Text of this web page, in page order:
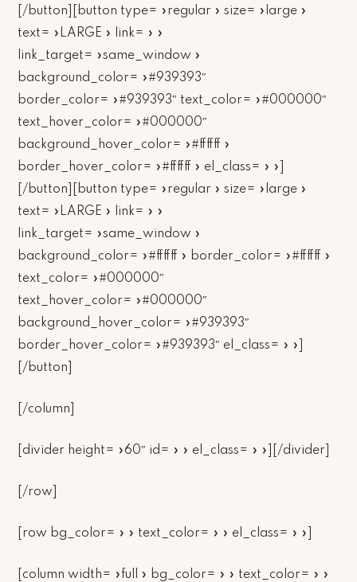
[/button][button type= »regular » size= »large »
text= »LARGE » link= » »
link_target= »same_window »
background_color= »#939393″
border_color= »#939393″ text_color= »#000000″
text_hover_color= »#000000″
background_hover_color= »#ffffff »
border_hover_color= »#ffffff » el_class= » »]
[/button][button type= »regular » size= »large »
text= »LARGE » link= » »
link_target= »same_window »
background_color= »#ffffff » border_color= »#ffffff »
text_color= »#000000″
text_hover_color= »#000000″
background_hover_color= »#939393″
border_hover_color= »#939393″ el_class= » »]
[/button]
[/column]
[divider height= »60″ id= » » el_class= » »][/divider]
[/row]
[row bg_color= » » text_color= » » el_class= » »]
[column width= »full » bg_color= » » text_color= » »